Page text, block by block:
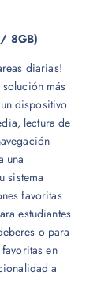
/ 8GB)
diarias!
solución más
dispositivo
lectura de
una
sistema
favoritas
estudiantes
o para
en
a